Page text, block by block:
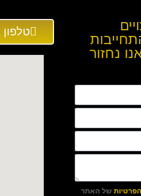
נחזור
של האתר
טלפון